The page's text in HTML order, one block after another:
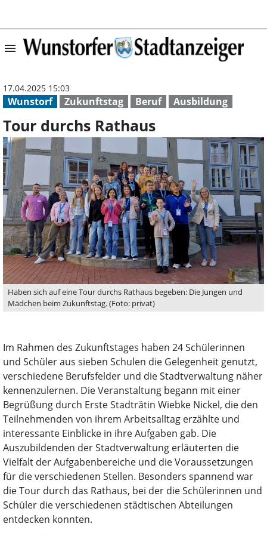
menu Tour durchs
Wunstorf Zukunftstag Beruf Ausbildung
17.04.2025 15:03
Tour durchs Rathaus
Haben sich auf eine Tour durchs Rathaus begeben: Die Jungen und
Mädchen beim Zukunftstag. (Foto: privat)
Im Rahmen des Zukunftstages haben 24 Schülerinnen
und Schüler aus sieben Schulen die Gelegenheit genutzt,
verschiedene Berufsfelder und die Stadtverwaltung näher
kennenzulernen. Die Veranstaltung begann mit einer
Begrüßung durch Erste Stadträtin Wiebke Nickel, die den
Teilnehmenden von ihrem Arbeitsalltag erzählte und
interessante Einblicke in ihre Aufgaben gab. Die
Auszubildenden der Stadtverwaltung erläuterten die
Vielfalt der Aufgabenbereiche und die Voraussetzungen
für die verschiedenen Stellen. Besonders spannend war
die Tour durch das Rathaus, bei der die Schülerinnen und
Schüler die verschiedenen städtischen Abteilungen
entdecken konnten.